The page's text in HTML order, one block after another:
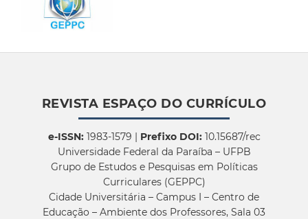
REVISTA ESPAÇO DO CURRÍCULO
e-ISSN:1983-1579 | Prefixo DOI:10.15687/rec
Universidade Federal da Paraíba – UFPB
Grupo de Estudos e Pesquisas em Políticas
Curriculares (GEPPC)
Cidade Universitária – Campus I – Centro de
Educação – Ambiente dos Professores, Sala 03